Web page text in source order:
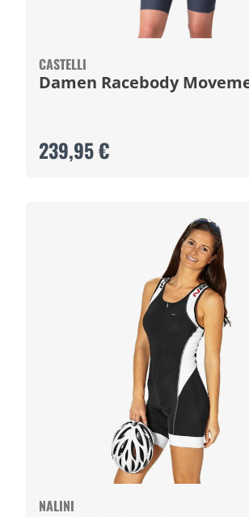
CASTELLI
Damen Racebody
239,95 €
NALINI